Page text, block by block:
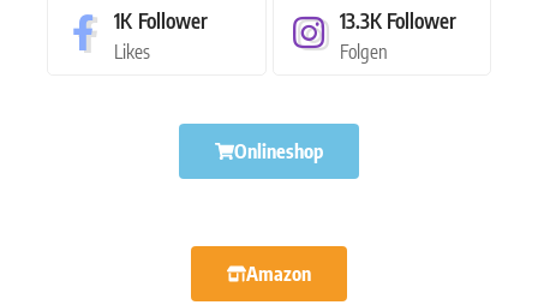
1K Follower
Likes
13.3K Follower
Folgen
Onlineshop
Amazon